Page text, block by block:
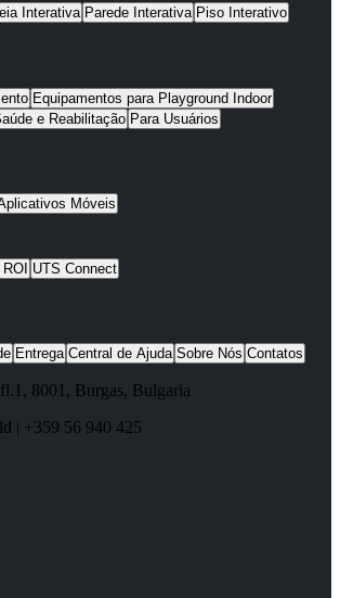
Interativa Parede Interativa Piso Interativo
Equipamentos para Playground Indoor
e Reabilitação Para Usuários
Móveis
UTS Connect
Entrega Central de Ajuda Sobre Nós Contatos
8001 , Burgas, Bulgaria
| +359 56 940 425